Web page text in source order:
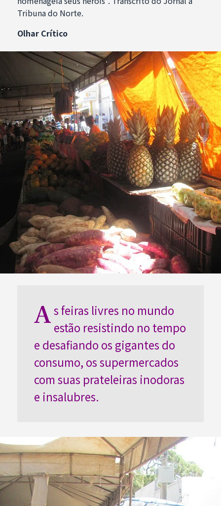
Tribuna do Norte.
Olhar Crítico
As feiras livres no mundo
estão resistindo no tempo
e desafiando os gigantes do
consumo, os supermercados
com suas prateleiras inodoras
e insalubres.